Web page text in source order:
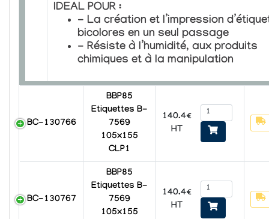
IDEAL POUR :
- La création et l’impression
bicolores en un seul passage
- Résiste à l’humidité, aux produits
chimiques et à la manipulation
BC-130766
BBP85
Etiquettes B-
7569
105x155
CLP1
140.4€
HT
BC-130767
BBP85
Etiquettes B-
7569
105x155
140.4€
HT